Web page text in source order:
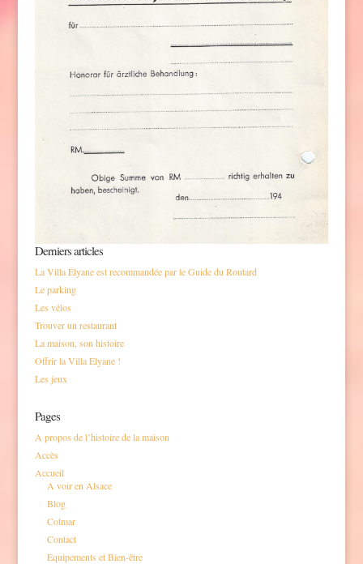
Derniers articles
La Villa Élyane est recommandée par le Guide du Routard
Le parking
Les vélos
Trouver un restaurant
La maison, son histoire
Offrir la Villa Elyane !
Les jeux
Pages
A propos de l’histoire de la maison
Accès
Accueil
A voir en Alsace
Blog
Colmar
Contact
Equipements et Bien-être